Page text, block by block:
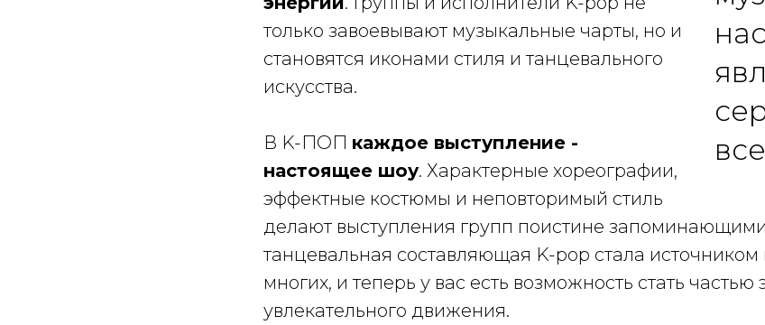
только завоевывают музыкальные чарты, но и
становятся иконами стиля и танцевального
искусства.
В K-ПОП каждое выступление -
настоящее шоу. Характерные хореографии,
эффектные костюмы и неповторимый стиль
делают выступления групп поистине
танцевальная составляющая K-pop стала
многих, и теперь у вас есть возможность стать частью
увлекательного движения.